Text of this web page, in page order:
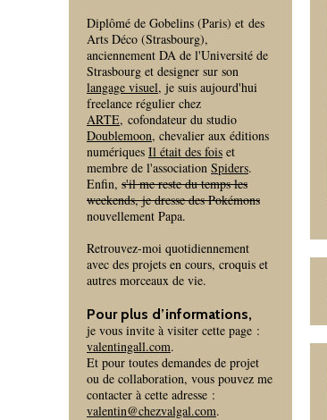
Diplômé de Gobelins (Paris) et des
Arts Déco (Strasbourg),
anciennement DA de l'Université de
Strasbourg et designer sur son
langage visuel, je suis aujourd'hui
freelance régulier chez
ARTE, cofondateur du studio
Doublemoon, chevalier aux éditions
numériques Il était des fois et
membre de l'association Spiders.
Enfin, s'il me reste du temps les
weekends, je dresse des Pokémons
nouvellement Papa.
Retrouvez-moi quotidiennement
avec des projets en cours, croquis et
autres morceaux de vie.
Pour plus d’informations,
je vous invite à visiter cette page :
valentingall.com.
Et pour toutes demandes de projet
ou de collaboration, vous pouvez me
contacter à cette adresse :
valentin@chezvalgal.com.